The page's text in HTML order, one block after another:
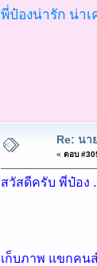
พี่ป๋องน่ารัก น่า
Re: นา
« ตอบ
สวัสดีครับ พี่ป๋อง
เก็บภาพ แขกคน